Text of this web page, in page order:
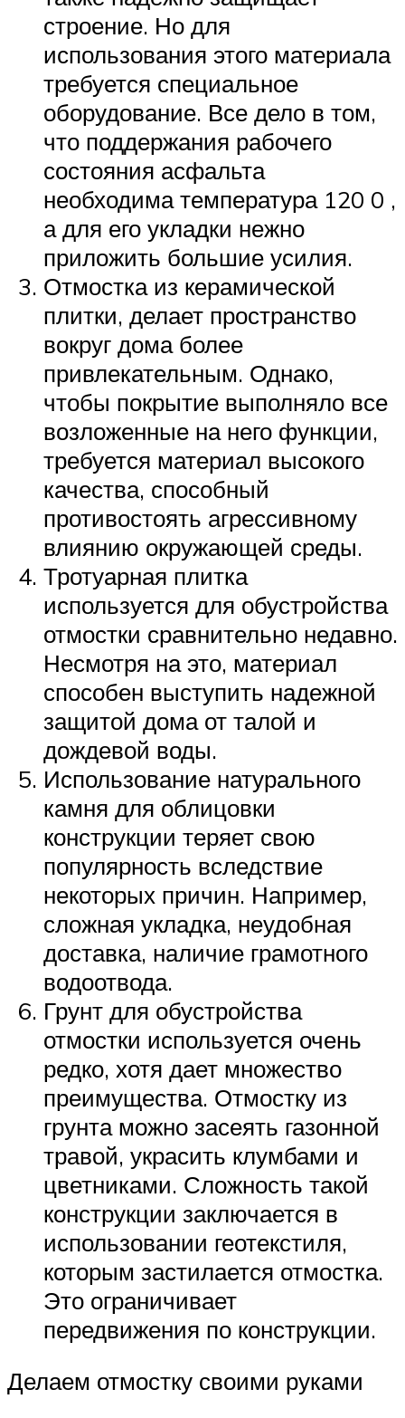
строение. Но для
использования этого материала
требуется специальное
оборудование. Все дело в том,
что поддержания рабочего
состояния асфальта
необходима температура 120 0 ,
а для его укладки нежно
приложить большие усилия.
Отмостка из керамической
плитки, делает пространство
вокруг дома более
привлекательным. Однако,
чтобы покрытие выполняло все
возложенные на него функции,
требуется материал высокого
качества, способный
противостоять агрессивному
влиянию окружающей среды.
Тротуарная плитка
используется для обустройства
отмостки сравнительно недавно.
Несмотря на это, материал
способен выступить надежной
защитой дома от талой и
дождевой воды.
Использование натурального
камня для облицовки
конструкции теряет свою
популярность вследствие
некоторых причин. Например,
сложная укладка, неудобная
доставка, наличие грамотного
водоотвода.
Грунт для обустройства
отмостки используется очень
редко, хотя дает множество
преимущества. Отмостку из
грунта можно засеять газонной
травой, украсить клумбами и
цветниками. Сложность такой
конструкции заключается в
использовании геотекстиля,
которым застилается отмостка.
Это ограничивает
передвижения по конструкции.
Делаем отмостку своими руками